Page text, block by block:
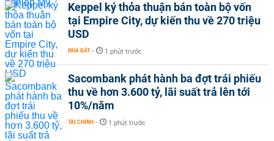
Keppel ký thỏa thuận bán toàn bộ vốn
tại Empire City, dự kiến thu về 270 triệu
USD
NHÀ ĐẤT - 1 phút trước
Sacombank phát hành ba đợt trái phiếu
thu về hơn 3.600 tỷ, lãi suất trả lên tới
10%/năm
TÀI CHÍNH - 1 phút trước